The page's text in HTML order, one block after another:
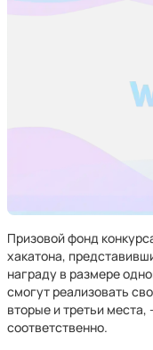
Призовой фонд
хакатона,
награду в размере
смогут реализовать
вторые и третьи
соответственно.